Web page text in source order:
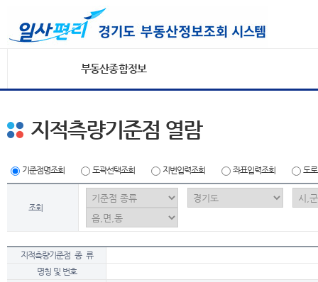
부동산종합정보
지적측량기준점 열람
기준점명조회 도곽선택조회 지번입력조회 좌표입력조회 도
조회
지적측량기준점 종 류
명칭 및 번호